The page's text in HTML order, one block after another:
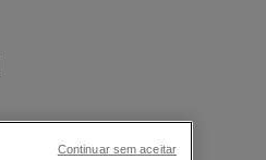
Continuar sem aceitar